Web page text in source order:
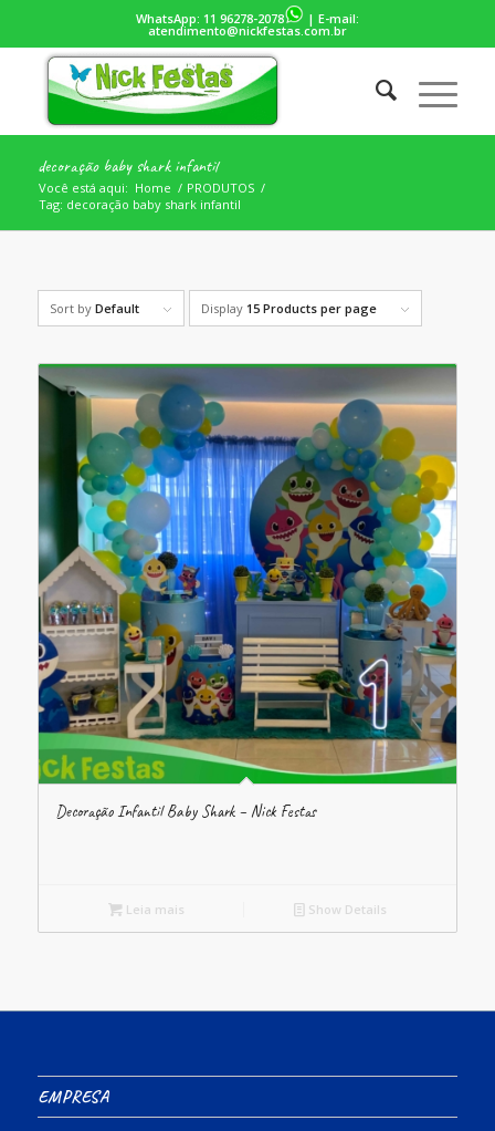
WhatsApp: 11 96278-2078 | E-mail:
atendimento@nickfestas.com.br
decoração baby shark infantil
Você está aqui: Home / PRODUTOS /
Tag: decoração baby shark infantil
Sort by Default Display 15 Products per page
Decoração Infantil Baby Shark – Nick Festas
Leia mais Show Details
EMPRESA